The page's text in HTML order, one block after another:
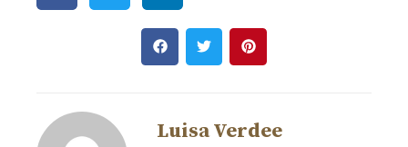
Luisa Verdee